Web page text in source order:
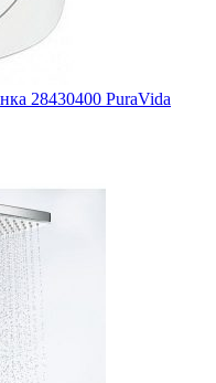
28430400 PuraVida